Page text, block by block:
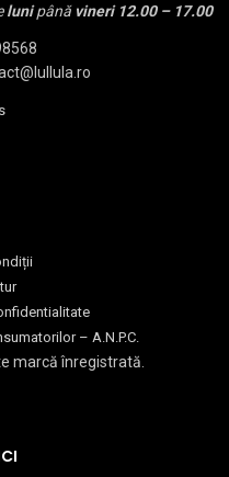
lunipână vineri 12.00 – 17.00
– A.N.P.C.
marcă înregistrată.